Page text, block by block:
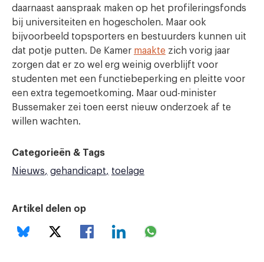
daarnaast aanspraak maken op het profileringsfonds
bij universiteiten en hogescholen. Maar ook
bijvoorbeeld topsporters en bestuurders kunnen uit
dat potje putten. De Kamer maakte zich vorig jaar
zorgen dat er zo wel erg weinig overblijft voor
studenten met een functiebeperking en pleitte voor
een extra tegemoetkoming. Maar oud-minister
Bussemaker zei toen eerst nieuw onderzoek af te
willen wachten.
Categorieën & Tags
Nieuws
gehandicapt toelage
Artikel delen op